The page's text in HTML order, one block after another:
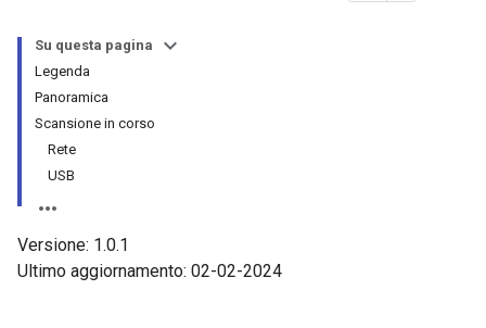
Su questa pagina
Legenda
Panoramica
Scansione in corso
Rete
USB
Versione: 1.0.1
Ultimo aggiornamento: 02-02-2024